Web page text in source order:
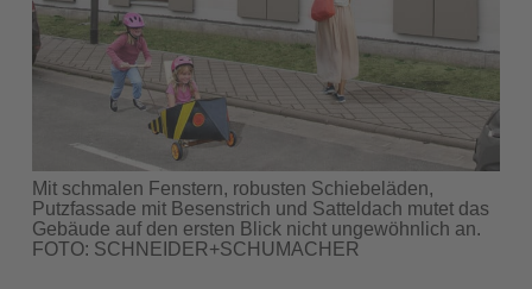
Mit schmalen Fenstern, robusten Schiebeläden,
Putzfassade mit Besenstrich und Satteldach mutet das
Gebäude auf den ersten Blick nicht ungewöhnlich an.
FOTO: SCHNEIDER+SCHUMACHER